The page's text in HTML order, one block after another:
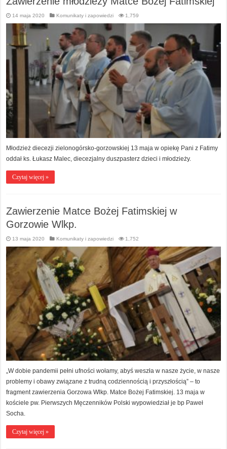
14 maja 2020 Komunikaty i zapowiedzi 1,759
Młodzież diecezji zielonogórsko-gorzowskiej 13 maja w opiekę Pani z Fatimy
oddał ks. Łukasz Malec, diecezjalny duszpasterz dzieci i młodzieży.
Czytaj więcej »
Zawierzenie Matce Bożej Fatimskiej w
Gorzowie Wlkp.
13 maja 2020 Komunikaty i zapowiedzi 1,752
„W dobie pandemii pełni ufności wołamy, abyś weszła w nasze życie, w nasze
problemy i obawy związane z trudną codziennością i przyszłością” – to
fragment zawierzenia Gorzowa Wlkp. Matce Bożej Fatimskiej. 13 maja w
kościele pw. Pierwszych Męczenników Polski wypowiedział je bp Paweł
Socha.
Czytaj więcej »